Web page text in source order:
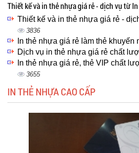
Thiết kế và in thẻ nhựa giá rẻ - dịch vụ từ
Thiết kế và in thẻ nhựa giá rẻ -
3836
In thẻ nhựa giá rẻ làm thẻ khuyến
Dịch vụ in thẻ nhựa giá rẻ chất
In thẻ nhựa giá rẻ, thẻ VIP chất
3655
IN THẺ NHỰA CAO CẤP